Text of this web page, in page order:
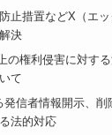
止措置などX（エ
決
の権利侵害に対す
て
信者情報開示、削
法的対応